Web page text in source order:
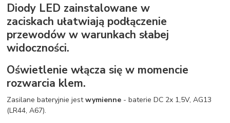
Diody LED zainstalowane w
zaciskach ułatwiają podłączenie
przewodów w warunkach słabej
widoczności.
Oświetlenie włącza się w momencie
rozwarcia klem.
Zasilane bateryjnie jestwymienne - baterie DC 2x 1,5V, AG13
(LR44, A67).